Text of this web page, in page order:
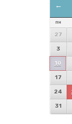
←
ПН
27
3
10
17
24
31